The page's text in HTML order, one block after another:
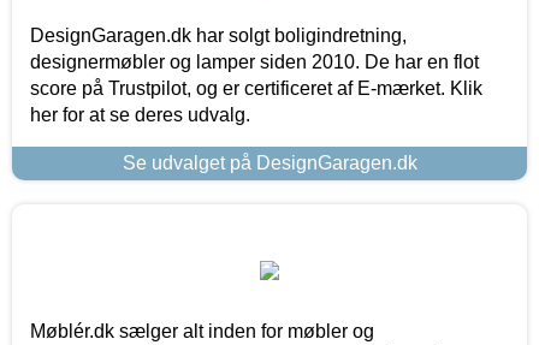
DesignGaragen.dk har solgt boligindretning,
designermøbler og lamper siden 2010. De har en flot
score på Trustpilot, og er certificeret af E-mærket. Klik
her for at se deres udvalg.
Se udvalget på DesignGaragen.dk
Møblér.dk sælger alt inden for møbler og